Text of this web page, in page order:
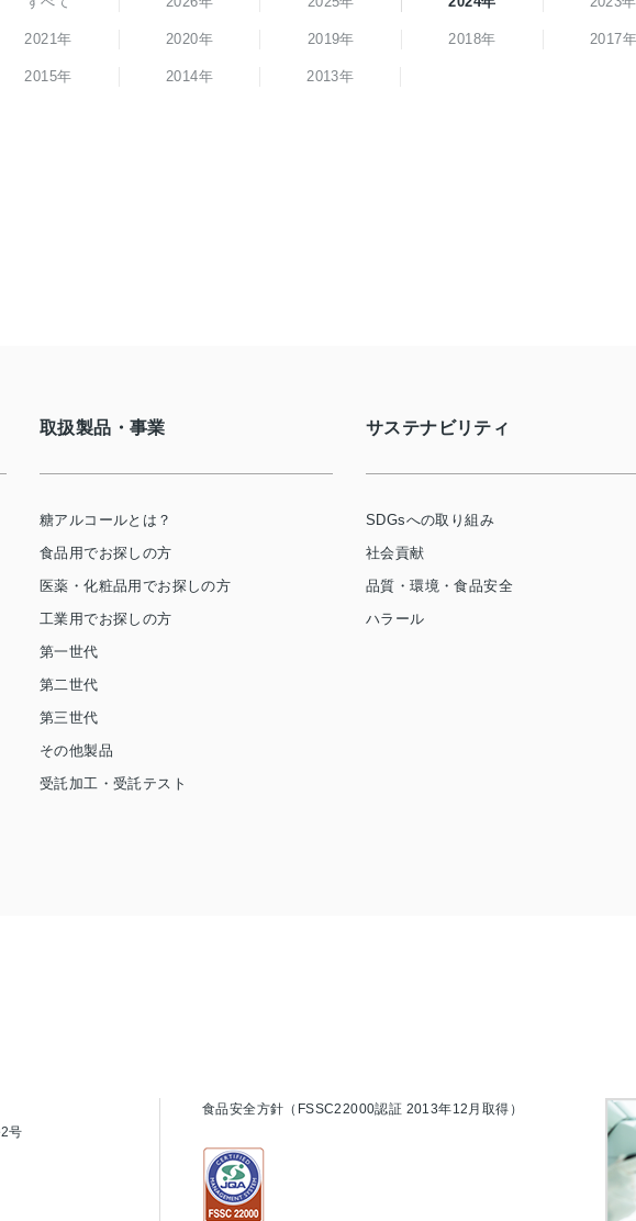
2021年 2020年 2019年 2018年 2017年
2015年 2014年 2013年
取扱製品・事業
糖アルコールとは？
食品用でお探しの方
医薬・化粧品用でお探しの方
工業用でお探しの方
第一世代
第二世代
第三世代
その他製品
受託加工・受託テスト
サステナビリティ
SDGsへの取り組み
社会貢献
品質・環境・食品安全
ハラール
号
食品安全方針（FSSC22000認証 2013年12月取得）